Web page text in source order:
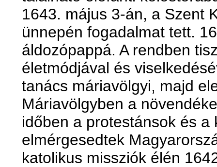
1643. május 3-án, a Szent
ünnepén fogadalmat tett.
áldozópappá. A rendben
életmódjával és
tanács máriavölgyi, majd
Máriavölgyben a
időben a protestánsok és
elmérgesedtek
katolikus missziók élén